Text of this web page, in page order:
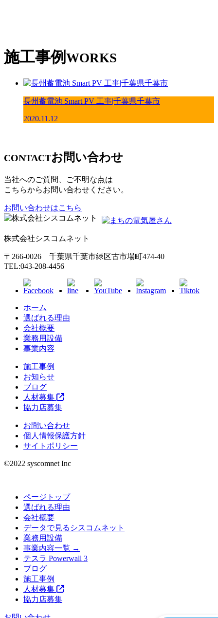
施工事例 WORKS
長州蓄電池 Smart PV 工事|千葉県千葉市
2020.11.12
CONTACTお問い合わせ
当社へのご質問、ご不明な点は
こちらからお問い合わせください。
お問い合わせはこちら
株式会社シスコムネット
〒266-0026 千葉県千葉市緑区古市場町474-40
TEL:043-208-4456
ホーム
選ばれる理由
会社概要
業務用設備
事業内容
施工事例
お知らせ
ブログ
人材募集
協力店募集
お問い合わせ
個人情報保護方針
サイトポリシー
©︎2022 syscomnet Inc
ページトップ
選ばれる理由
会社概要
データで見るシスコムネット
業務用設備
事業内容一覧 →
テスラ Powerwall 3
ブログ
施工事例
人材募集
協力店募集